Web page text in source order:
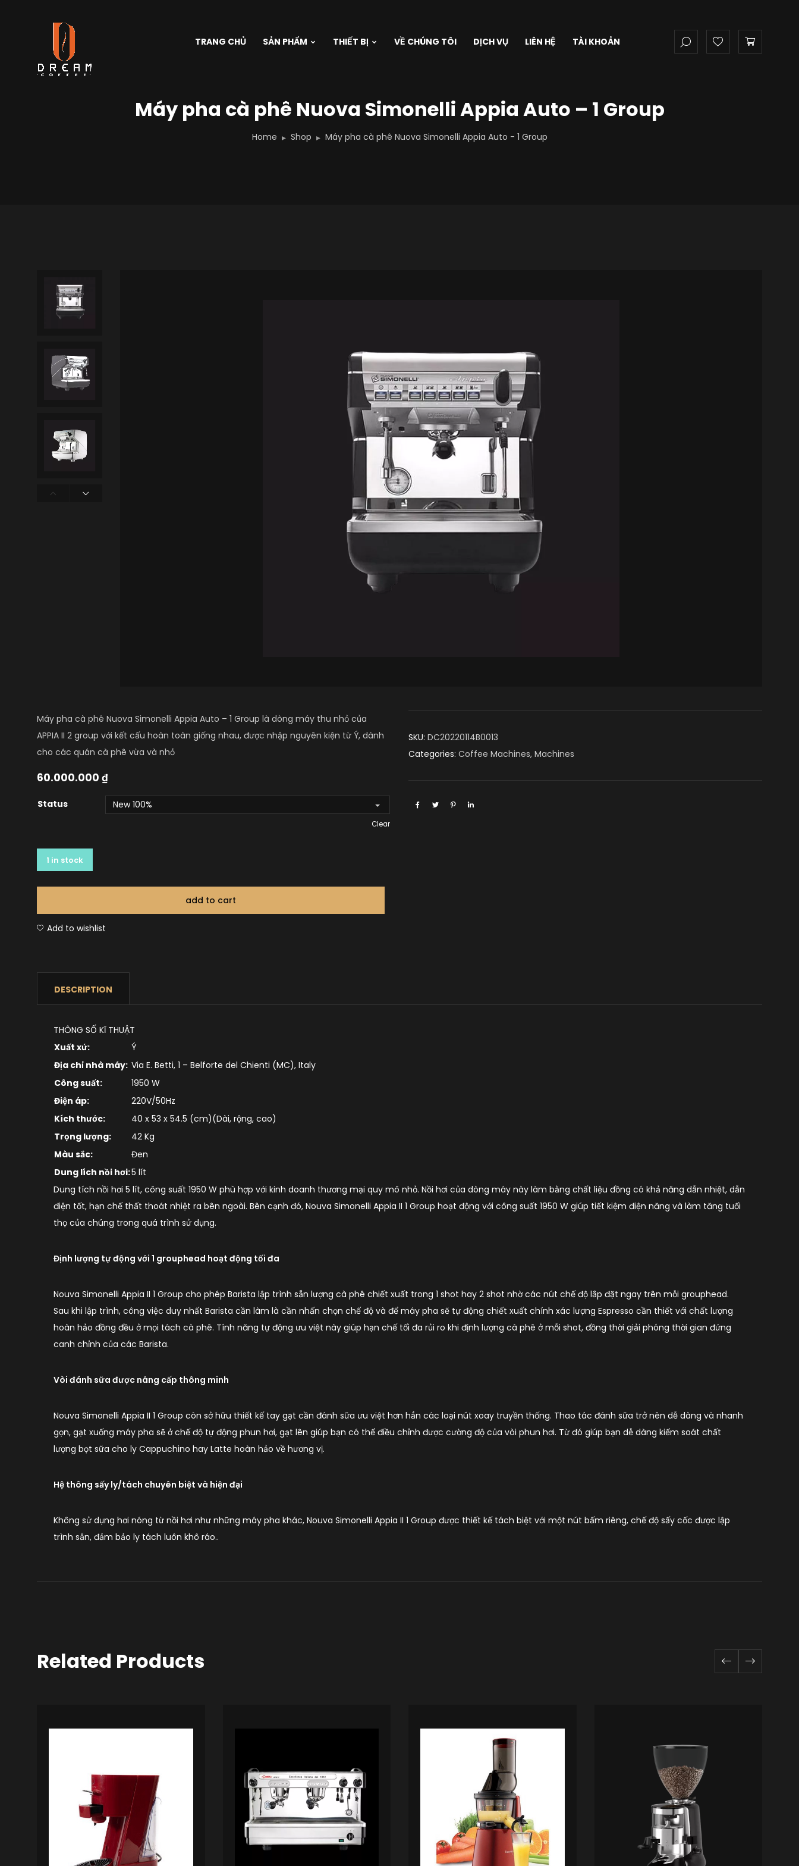
TRANG CHỦ SẢN PHẨM THIẾT BỊ VỀ CHÚNG TÔI DỊCH VỤ LIÊN HỆ TÀI KHOẢN
Máy pha cà phê Nuova Simonelli Appia Auto – 1 Group
Home Shop Máy pha cà phê Nuova Simonelli Appia Auto - 1 Group
Máy pha cà phê Nuova Simonelli Appia Auto – 1 Group là dòng máy thu nhỏ của
APPIA II 2 group với kết cấu hoàn toàn giống nhau, được nhập nguyên kiện từ Ý, dành
cho các quán cà phê vừa và nhỏ
60.000.000 ₫
Status
Clear
1 in stock
add to cart
Add to wishlist
SKU: DC20220114B0013
Categories: Coffee Machines, Machines
DESCRIPTION
THÔNG SỐ KĨ THUẬT
Xuất xứ:
Ý
Địa chỉ nhà máy: Via E. Betti, 1 – Belforte del Chienti (MC), Italy
Công suất:
1950 W
Điện áp:
220V/50Hz
Kích thước:
40 x 53 x 54.5 (cm)(Dài, rộng, cao)
Trọng lượng:
42 Kg
Màu sắc:
Đen
Dung lích nồi hơi:5 lít
Dung tích nồi hơi 5 lít, công suất 1950 W phù hợp với kinh doanh thương mại quy mô nhỏ. Nồi hơi của dòng máy này làm bằng chất liệu đồng có khả năng dẫn nhiệt, dẫn
điện tốt, hạn chế thất thoát nhiệt ra bên ngoài. Bên cạnh đó, Nouva Simonelli Appia II 1 Group hoạt động với công suất 1950 W giúp tiết kiệm điện năng và làm tăng tuổi
thọ của chúng trong quá trình sử dụng.
Định lượng tự động với 1 grouphead hoạt động tối đa
Nouva Simonelli Appia II 1 Group cho phép Barista lập trình sẵn lượng cà phê chiết xuất trong 1 shot hay 2 shot nhờ các nút chế độ lắp đặt ngay trên mỗi grouphead.
Sau khi lập trình, công việc duy nhất Barista cần làm là cần nhấn chọn chế độ và để máy pha sẽ tự động chiết xuất chính xác lượng Espresso cần thiết với chất lượng
hoàn hảo đồng đều ở mọi tách cà phê. Tính năng tự động ưu việt này giúp hạn chế tối đa rủi ro khi định lượng cà phê ở mỗi shot, đồng thời giải phóng thời gian đứng
canh chỉnh của các Barista.
Vòi đánh sữa được nâng cấp thông minh
Nouva Simonelli Appia II 1 Group còn sở hữu thiết kế tay gạt cần đánh sữa ưu việt hơn hẳn các loại nút xoay truyền thống. Thao tác đánh sữa trở nên dễ dàng và nhanh
gọn, gạt xuống máy pha sẽ ở chế độ tự động phun hơi, gạt lên giúp bạn có thể điều chỉnh được cường độ của vòi phun hơi. Từ đó giúp bạn dễ dàng kiểm soát chất
lượng bọt sữa cho ly Cappuchino hay Latte hoàn hảo về hương vị.
Hệ thông sấy ly/tách chuyên biệt và hiện đại
Không sử dụng hơi nóng từ nồi hơi như những máy pha khác, Nouva Simonelli Appia II 1 Group được thiết kế tách biệt với một nút bấm riêng, chế độ sấy cốc được lập
trình sẵn, đảm bảo ly tách luôn khô ráo..
Related Products